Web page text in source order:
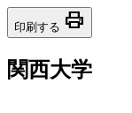
印刷する print
関西大学